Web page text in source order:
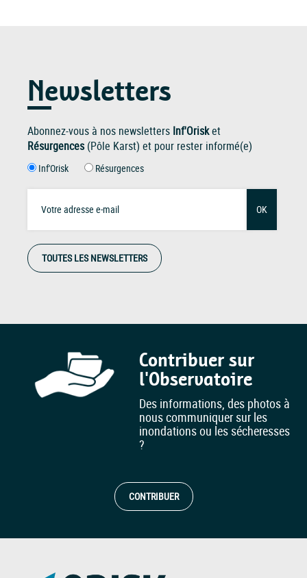
Newsletters
Abonnez-vous à nos newsletters Inf'Orisket
Résurgences(Pôle Karst) et pour rester informé(e)
Inf'Orisk Résurgences
OK
TOUTES LES NEWSLETTERS
Contribuer sur
l'Observatoire
Des informations, des photos à
nous communiquer sur les
inondations ou les sécheresses
?
CONTRIBUER